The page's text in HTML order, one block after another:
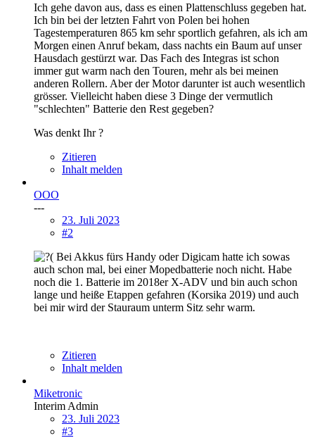
Ich gehe davon aus, dass es einen Plattenschluss gegeben hat.
Ich bin bei der letzten Fahrt von Polen bei hohen
Tagestemperaturen 865 km sehr sportlich gefahren, als ich am
Morgen einen Anruf bekam, dass nachts ein Baum auf unser
Hausdach gestürzt war. Das Fach des Integras ist schon
immer gut warm nach den Touren, mehr als bei meinen
anderen Rollern. Aber der Motor darunter ist auch wesentlich
grösser. Vielleicht haben diese 3 Dinge der vermutlich
"schlechten" Batterie den Rest gegeben?
Was denkt Ihr ?
Zitieren
Inhalt melden
OOO
---
23. Juli 2023
#2
Bei Akkus fürs Handy oder Digicam hatte ich sowas
auch schon mal, bei einer Mopedbatterie noch nicht. Habe
noch die 1. Batterie im 2018er X-ADV und bin auch schon
lange und heiße Etappen gefahren (Korsika 2019) und auch
bei mir wird der Stauraum unterm Sitz sehr warm.
Zitieren
Inhalt melden
Miketronic
Interim Admin
23. Juli 2023
#3